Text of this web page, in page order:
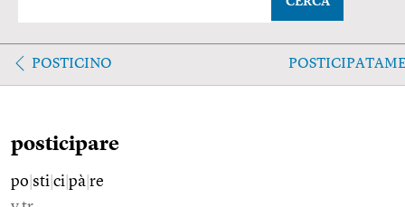
POSTICINO
posticipare
po sti ci pà re